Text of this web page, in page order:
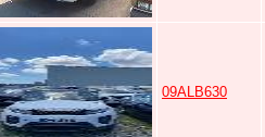
09ALB630